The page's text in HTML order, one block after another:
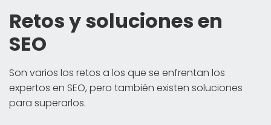
Retos y soluciones en
SEO
Son varios los retos a los que se enfrentan los
expertos en SEO, pero también existen soluciones
para superarlos.